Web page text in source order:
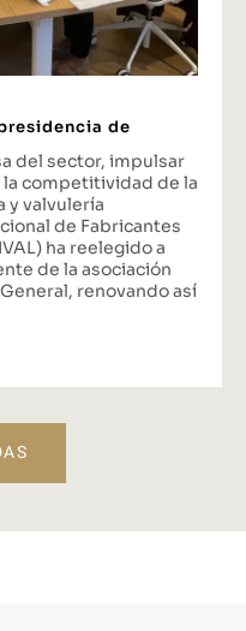
de
del sector, impulsar
competitividad de la
y valvulería
de Fabricantes
ha reelegido a
de la asociación
renovando así